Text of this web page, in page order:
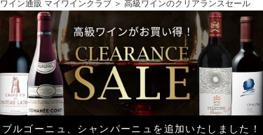
ワイン通販 マイワインクラブ ＞ 高級ワインのクリアランスセール
ブルゴーニュ、シャンパーニュを追加いたしました！